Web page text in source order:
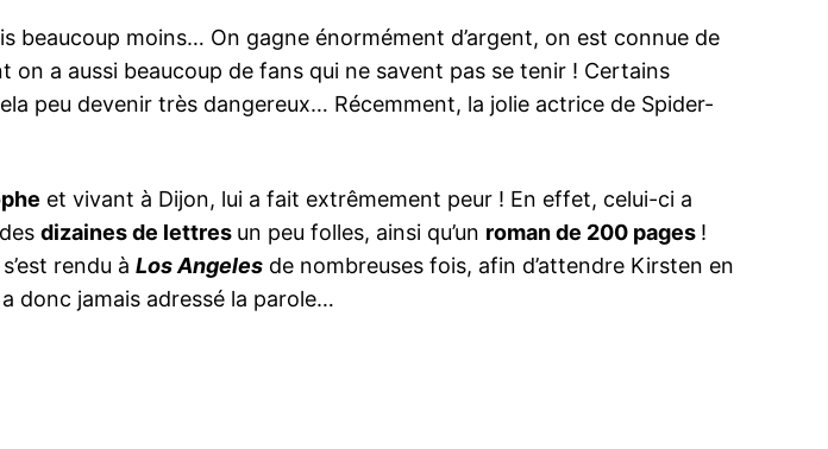
beaucoup moins… On gagne énormément d’argent, on est connue de
a aussi beaucoup de fans qui ne savent pas se tenir ! Certains
peu devenir très dangereux… Récemment, la jolie actrice de Spider-
et vivant à Dijon, lui a fait extrêmement peur ! En effet, celui-ci a
dizaines de lettres un peu folles, ainsi qu’un roman de 200 pages !
rendu àLos Angeles de nombreuses fois, afin d’attendre Kirsten en
donc jamais adressé la parole…